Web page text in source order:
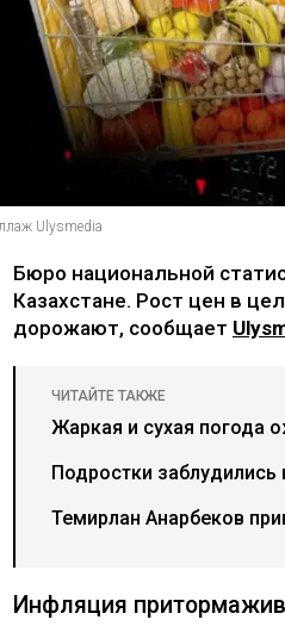
Ulysmedia
Бюро национальной
Казахстане. Рост цен в
дорожают, сообщает
ЧИТАЙТЕ ТАКЖЕ
Жаркая и сухая погода
Подростки заблудились
Темирлан Анарбеков
Инфляция